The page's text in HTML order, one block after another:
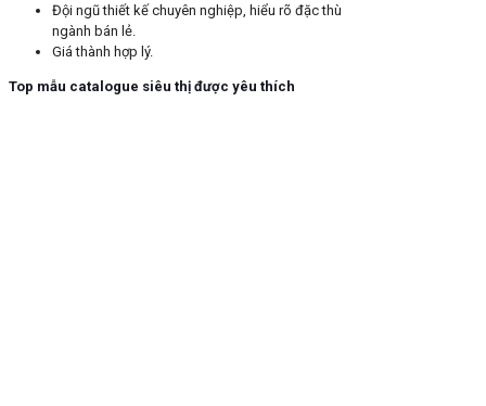
Đội ngũ thiết kế chuyên nghiệp, hiểu rõ đặc thù
ngành bán lẻ.
Giá thành hợp lý.
Top mẫu catalogue siêu thị được yêu thích